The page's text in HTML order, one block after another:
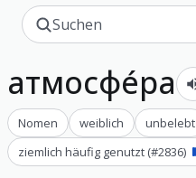
атмосфе́ра
Nomen weiblich unbelebt
ziemlich häufig genutzt (#2836)